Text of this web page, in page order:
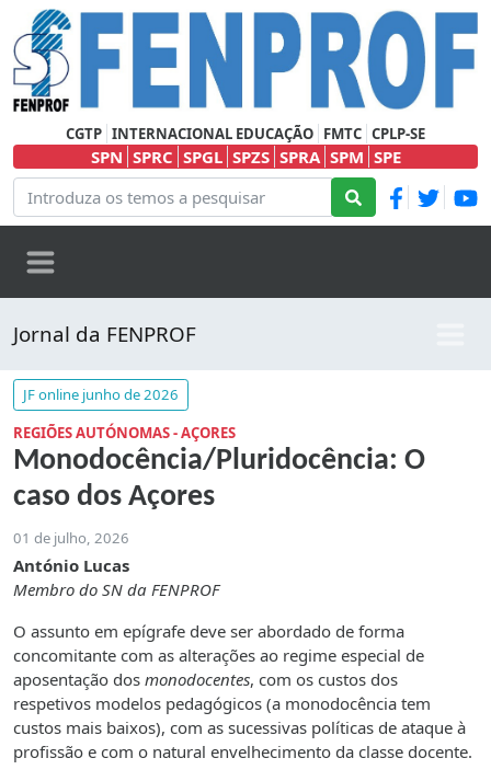
CGTP INTERNACIONAL EDUCAÇÃO FMTC CPLP-SE
SPN SPRC SPGL SPZS SPRA SPM SPE
Jornal da FENPROF
JF online junho de 2026
REGIÕES AUTÓNOMAS - AÇORES
Monodocência/Pluridocência: O
caso dos Açores
01 de julho, 2026
António Lucas
Membro do SN da FENPROF
O assunto em epígrafe deve ser abordado de forma
concomitante com as alterações ao regime especial de
aposentação dos monodocentes, com os custos dos
respetivos modelos pedagógicos (a monodocência tem
custos mais baixos), com as sucessivas políticas de ataque à
profissão e com o natural envelhecimento da classe docente.